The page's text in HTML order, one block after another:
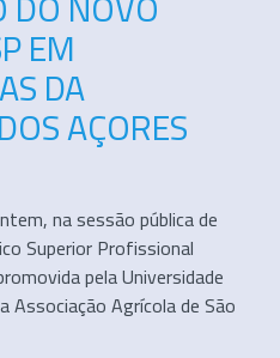
EM
DA
AÇORES
na sessão pública de
Superior Profissional
pela Universidade
Associação Agrícola de São